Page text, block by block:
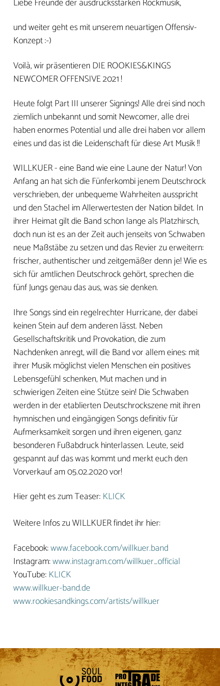
und weiter geht es mit unserem neuartigen Offensiv-
Konzept :-)
Voilà, wir präsentieren DIE ROOKIES&KINGS
NEWCOMER OFFENSIVE 2021 !
Heute folgt Part III unserer Signings! Alle drei sind noch
ziemlich unbekannt und somit Newcomer, alle drei
haben enormes Potential und alle drei haben vor allem
eines und das ist die Leidenschaft für diese Art Musik !!
WILLKUER - eine Band wie eine Laune der Natur! Von
Anfang an hat sich die Fünferkombi jenem Deutschrock
verschrieben, der unbequeme Wahrheiten ausspricht
und den Stachel im Allerwertesten der Nation bildet. In
ihrer Heimat gilt die Band schon lange als Platzhirsch,
doch nun ist es an der Zeit auch jenseits von Schwaben
neue Maßstäbe zu setzen und das Revier zu erweitern:
frischer, authentischer und zeitgemäßer denn je! Wie es
sich für amtlichen Deutschrock gehört, sprechen die
fünf Jungs genau das aus, was sie denken.
Ihre Songs sind ein regelrechter Hurricane, der dabei
keinen Stein auf dem anderen lässt. Neben
Gesellschaftskritik und Provokation, die zum
Nachdenken anregt, will die Band vor allem eines: mit
ihrer Musik möglichst vielen Menschen ein positives
Lebensgefühl schenken, Mut machen und in
schwierigen Zeiten eine Stütze sein! Die Schwaben
werden in der etablierten Deutschrockszene mit ihren
hymnischen und eingängigen Songs definitiv für
Aufmerksamkeit sorgen und ihren eigenen, ganz
besonderen Fußabdruck hinterlassen. Leute, seid
gespannt auf das was kommt und merkt euch den
Vorverkauf am 05.02.2020 vor!
Hier geht es zum Teaser: KLICK
Weitere Infos zu WILLKUER findet ihr hier:
Facebook:www.facebook.com/willkuer.band
Instagram:www.instagram.com/willkuer_official
YouTube: KLICK
www.willkuer-band.de
www.rookiesandkings.com/artists/willkuer